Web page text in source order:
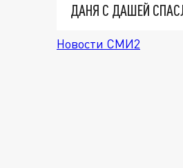
ДАНЯ С ДАШЕЙ
Новости СМИ2